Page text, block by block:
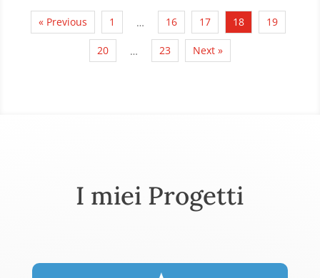
« Previous 1 … 16 17 18 19
20 … 23 Next »
I miei Progetti